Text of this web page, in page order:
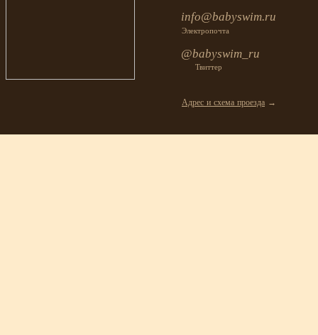
info@babyswim.ru
Электропочта
@babyswim_ru
Твиттер
Адрес и схема проезда →